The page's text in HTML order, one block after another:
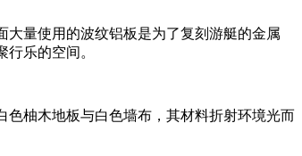
量使用的波纹铝板是为了复刻游艇的金属
乐的空间。
柚木地板与白色墙布，其材料折射环境光而